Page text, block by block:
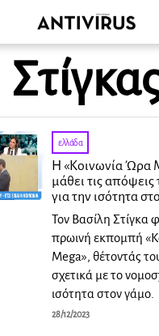
ελλάδα
H «Κοινωνία Ώρα
μάθει τις
για την ισότητα
Τον Βασίλη Στίγκα
πρωινή εκπομπή
Μega», θέτοντάς
σχετικά με το
ισότητα στον γάμο.
28/12/2023